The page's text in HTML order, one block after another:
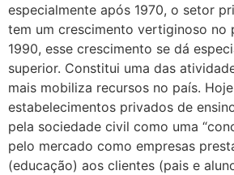
especialmente após 1970, o setor
tem um crescimento vertiginoso no
1990, esse crescimento se dá
superior. Constitui uma das
mais mobiliza recursos no país.
estabelecimentos privados de
pela sociedade civil como uma
pelo mercado como empresas
(educação) aos clientes (pais e